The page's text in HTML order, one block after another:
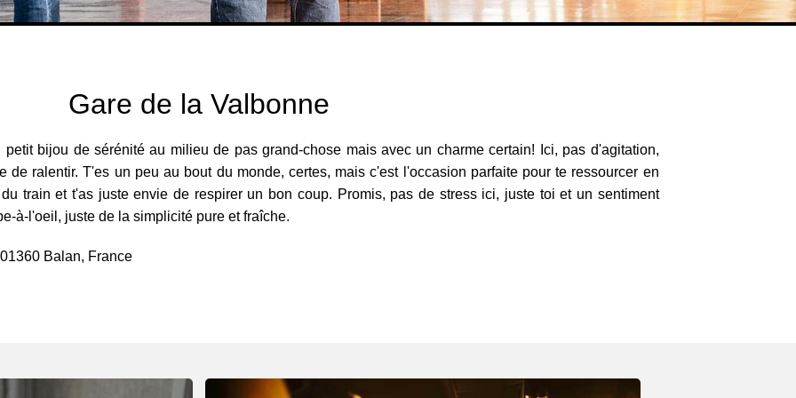
Gare de la Valbonne
bijou de sérénité au milieu de pas grand-chose mais avec un charme certain! Ici, pas d'agitation,
de ralentir. T'es un peu au bout du monde, certes, mais c'est l'occasion parfaite pour te ressourcer en
train et t'as juste envie de respirer un bon coup. Promis, pas de stress ici, juste toi et un sentiment
à-l'oeil, juste de la simplicité pure et fraîche.
Balan, France